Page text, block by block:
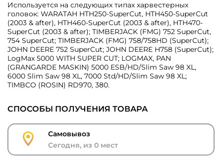
Используется на следующих типах харвестерных
головок: WARATAH HTH250-SuperCut, HTH450-SuperCut
(2003 & after), HTH460-SuperCut (2003 & after), HTH470-
SuperCut (2003 & after); TIMBERJACK (FMG) 752 SuperCut,
754 SuperCut; TIMBERJACK (FMG) 758/758HD (SuperCut);
JOHN DEERE 752 SuperCut; JOHN DEERE H758 (SuperCut);
LogMax 5000 WITH SUPER CUT; LOGMAX, PAN
(GRANGARDE MASKIN) 5000 ESB/HD/Slim Saw 98 XL,
6000 Slim Saw 98 XL, 7000 Std/HD/Slim Saw 98 XL;
TIMBCO (ROSIN) RD970, 380.
СПОСОБЫ ПОЛУЧЕНИЯ ТОВАРА
Самовывоз
Сегодня, из 0 мест